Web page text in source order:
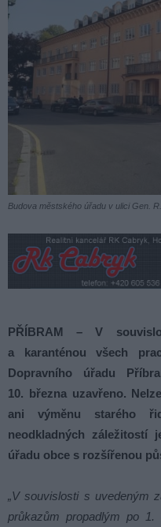
Budova městského úřadu v ulici Gen.
PŘÍBRAM – V
a karanténou všech
Dopravního úřadu
10. března uzavřeno.
ani výměnu starého
neodkladných
úřadu obce s rozšířenou
„V souvislosti s uvedeným
průkazům propadlým po 1.